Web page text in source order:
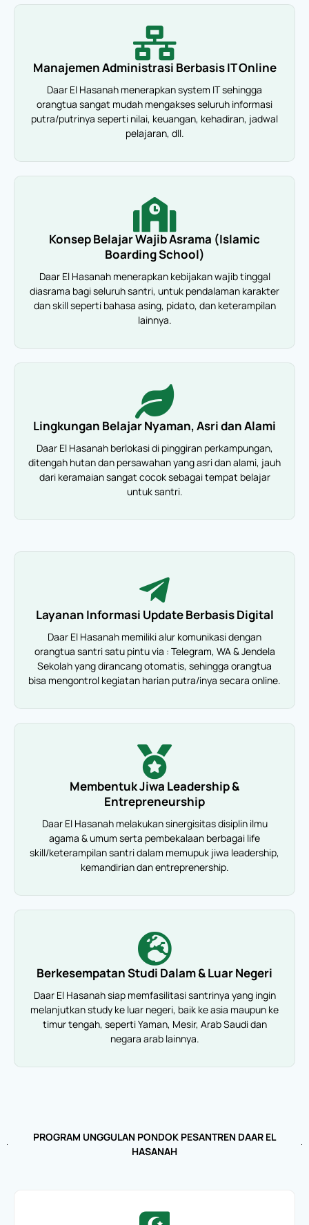
Manajemen Administrasi Berbasis IT Online
Daar El Hasanah menerapkan system IT sehingga
orangtua sangat mudah mengakses seluruh informasi
putra/putrinya seperti nilai, keuangan, kehadiran, jadwal
pelajaran, dll.
Konsep Belajar Wajib Asrama (Islamic
Boarding School)
Daar El Hasanah menerapkan kebijakan wajib tinggal
diasrama bagi seluruh santri, untuk pendalaman karakter
dan skill seperti bahasa asing, pidato, dan keterampilan
lainnya.
Lingkungan Belajar Nyaman, Asri dan Alami
Daar El Hasanah berlokasi di pinggiran perkampungan,
ditengah hutan dan persawahan yang asri dan alami, jauh
dari keramaian sangat cocok sebagai tempat belajar
untuk santri.
Layanan Informasi Update Berbasis Digital
Daar El Hasanah memiliki alur komunikasi dengan
orangtua santri satu pintu via : Telegram, WA & Jendela
Sekolah yang dirancang otomatis, sehingga orangtua
bisa mengontrol kegiatan harian putra/inya secara online.
Membentuk Jiwa Leadership &
Entrepreneurship
Daar El Hasanah melakukan sinergisitas disiplin ilmu
agama & umum serta pembekalaan berbagai life
skill/keterampilan santri dalam memupuk jiwa leadership,
kemandirian dan entreprenership.
Berkesempatan Studi Dalam & Luar Negeri
Daar El Hasanah siap memfasilitasi santrinya yang ingin
melanjutkan study ke luar negeri, baik ke asia maupun ke
timur tengah, seperti Yaman, Mesir, Arab Saudi dan
negara arab lainnya.
PROGRAM UNGGULAN PONDOK PESANTREN DAAR EL
HASANAH